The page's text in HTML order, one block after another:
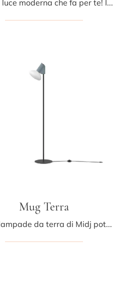
Ecco la luce moderna che fa per te! Il modello Japan Terra è una delle nostre lampade da terra di Midj.
Mug Terra
Con le lampade da terra di Midj potrai valorizzare i tuoi interni: clicca e scopri l'Illuminazione moderna Mug Terra!